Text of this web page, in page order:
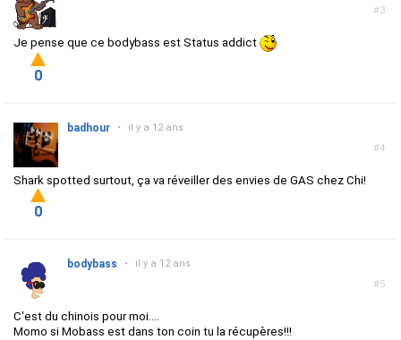
#3
Je pense que ce bodybass est Status addict
0
#4
badhour • il y a 12 ans
Shark spotted surtout, ça va réveiller des envies de GAS chez Chi!
0
#5
bodybass • il y a 12 ans
C'est du chinois pour moi....
Momo si Mobass est dans ton coin tu la récupères!!!